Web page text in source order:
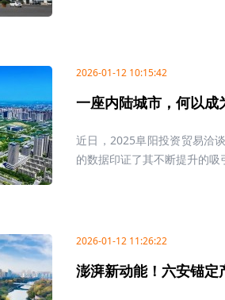
2026-01-12 10:15:42
一座内陆城市，何以成
近日，2025阜阳投资贸易洽
的数据印证了其不断提升的
2026-01-12 11:26:22
澎湃新动能！六安锚